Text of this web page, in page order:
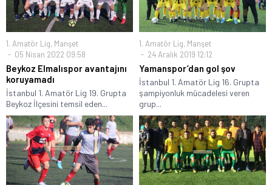
1. Amatör Lig, Manşet
05 Nisan 2022 09:58
Beykoz Elmalıspor avantajını
koruyamadı
İstanbul 1. Amatör Lig 19. Grupta
Beykoz İlçesini temsil eden...
1. Amatör Lig, Manşet
24 Aralık 2019 12:12
Yamanspor’dan gol şov
İstanbul 1. Amatör Lig 16. Grupta
şampiyonluk mücadelesi veren
grup...